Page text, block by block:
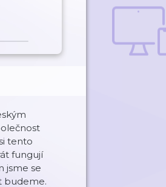
tento
fungují
jsme se
budeme.